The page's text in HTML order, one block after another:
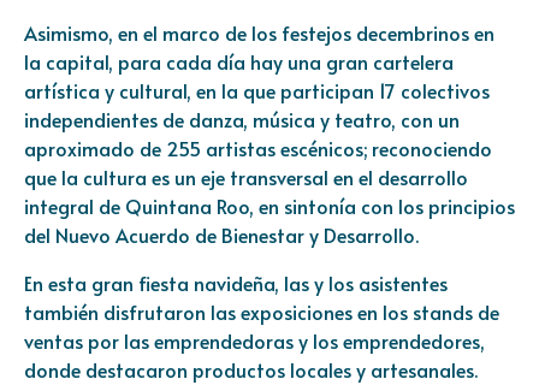
Asimismo, en el marco de los festejos decembrinos en
la capital, para cada día hay una gran cartelera
artística y cultural, en la que participan 17 colectivos
independientes de danza, música y teatro, con un
aproximado de 255 artistas escénicos; reconociendo
que la cultura es un eje transversal en el desarrollo
integral de Quintana Roo, en sintonía con los principios
del Nuevo Acuerdo de Bienestar y Desarrollo.
En esta gran fiesta navideña, las y los asistentes
también disfrutaron las exposiciones en los stands de
ventas por las emprendedoras y los emprendedores,
donde destacaron productos locales y artesanales.